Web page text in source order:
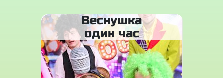
Веснушка
один час